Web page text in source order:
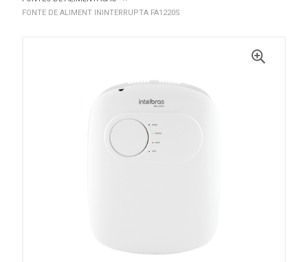
FONTE DE ALIMENT ININTERRUPTA FA1220S